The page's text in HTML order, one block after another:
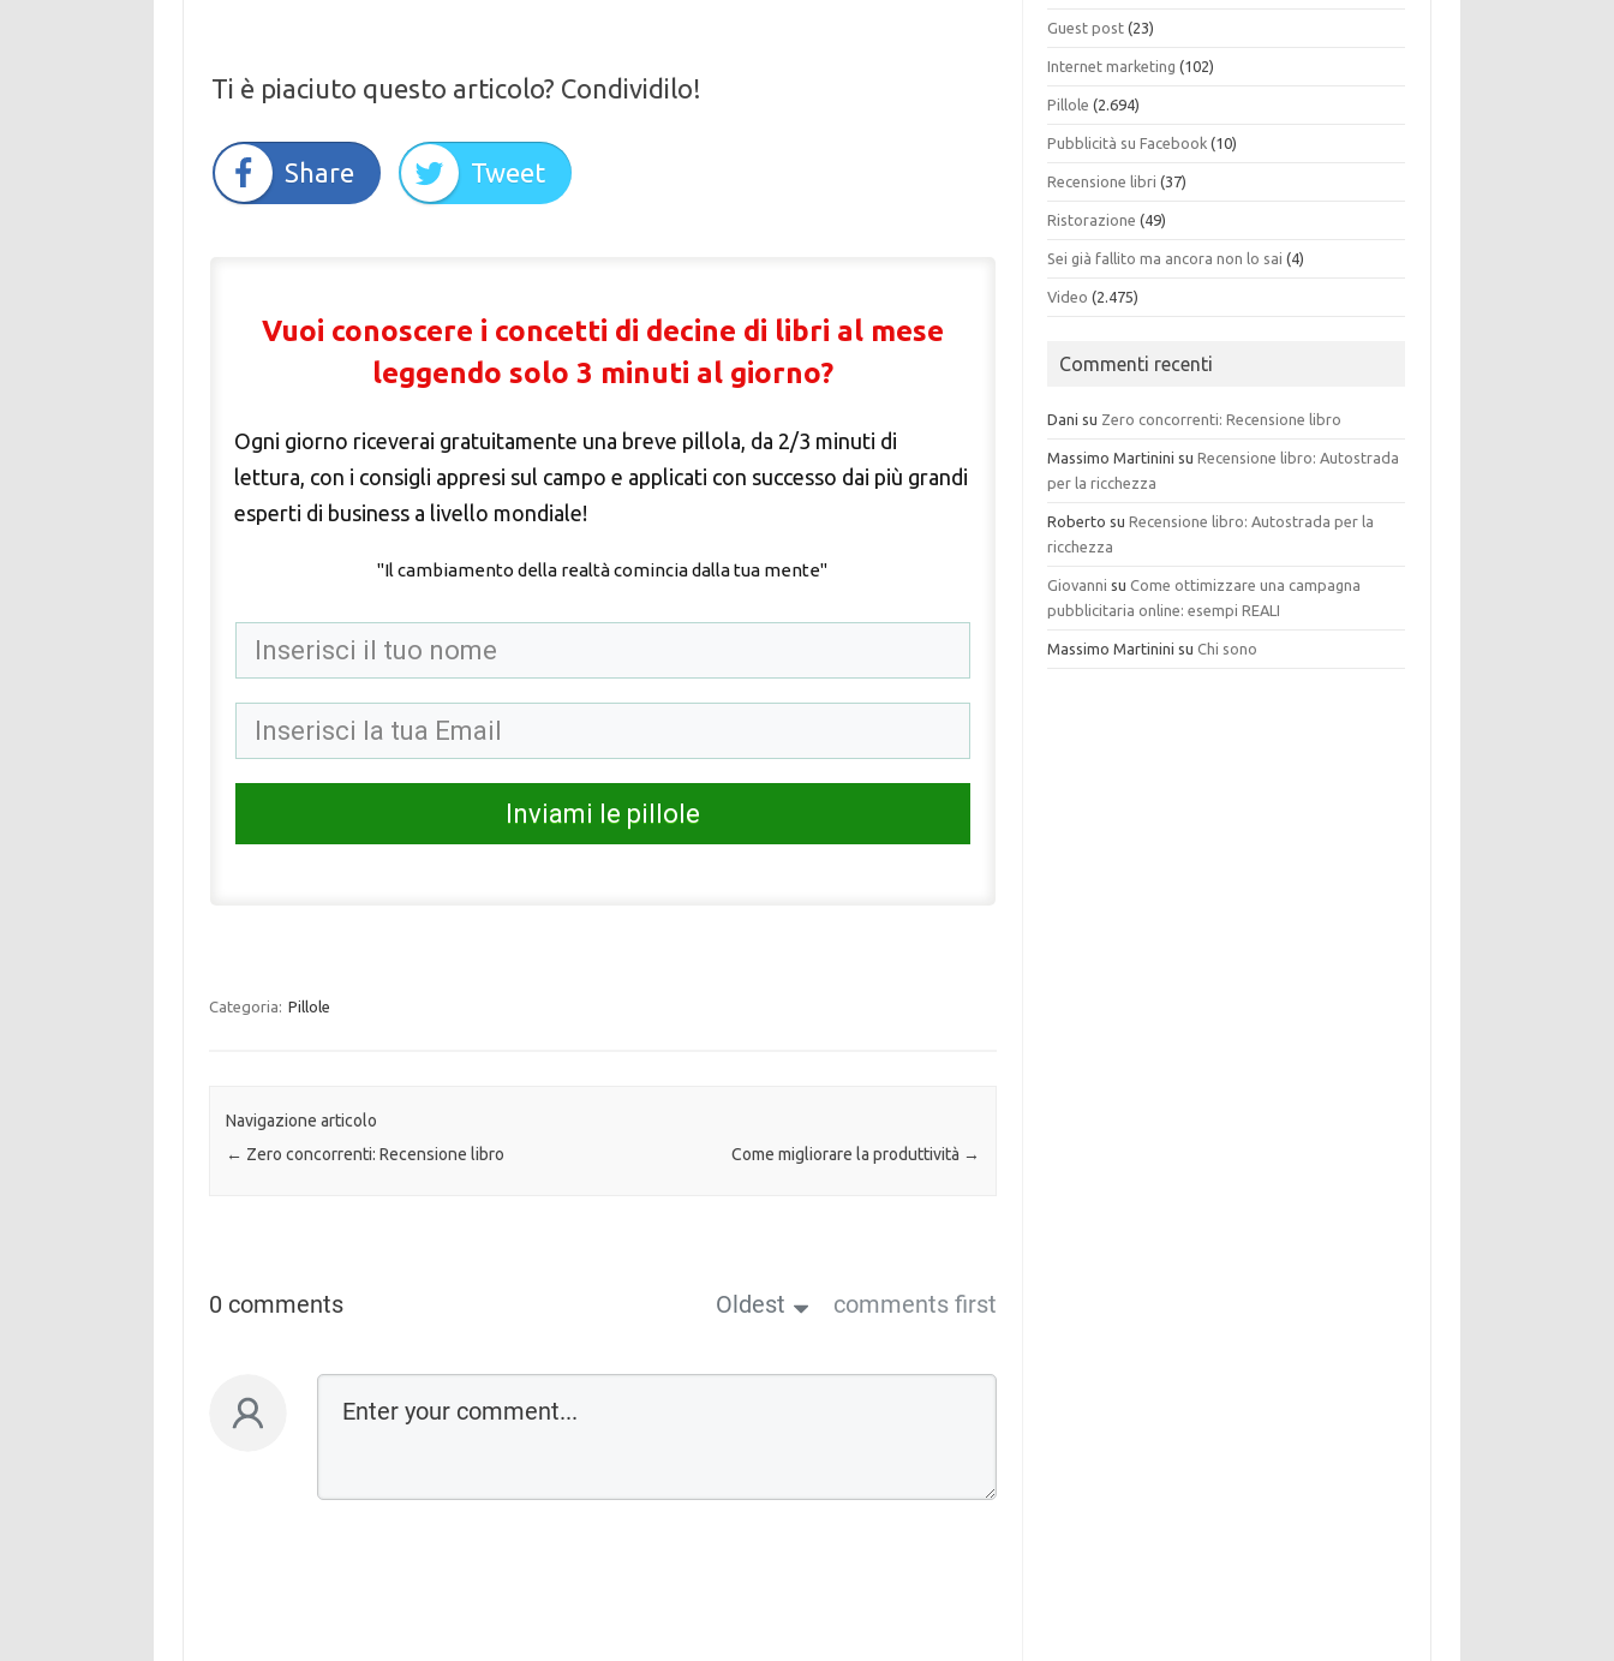
Ti è piaciuto questo articolo? Condividilo!
Share Tweet
Vuoi conoscere i concetti di decine di libri al mese
leggendo solo 3 minuti al giorno?
Ogni giorno riceverai gratuitamente una breve pillola, da 2/3 minuti di
lettura, con i consigli appresi sul campo e applicati con successo dai più grandi
esperti di business a livello mondiale!
"Il cambiamento della realtà comincia dalla tua mente"
Inviami le pillole
Categoria: Pillole
Navigazione articolo
← Zero concorrenti: Recensione libro Come migliorare la produttività →
0 comments Oldest comments first
Guest post (23)
Internet marketing (102)
Pillole (2.694)
Pubblicità su Facebook (10)
Recensione libri (37)
Ristorazione (49)
Sei già fallito ma ancora non lo sai (4)
Video (2.475)
Commenti recenti
Dani su Zero concorrenti: Recensione libro
Massimo Martinini suRecensione libro: Autostrada
per la ricchezza
Roberto suRecensione libro: Autostrada per la
ricchezza
Giovanni suCome ottimizzare una campagna
pubblicitaria online: esempi REALI
Massimo Martinini suChi sono